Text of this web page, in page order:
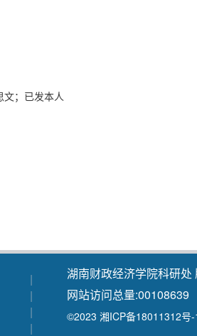
文；已发本人
|
|
|
|
湖南财政经济学院科研处
网站访问总量:00108639
©2023 湘ICP备18011312号